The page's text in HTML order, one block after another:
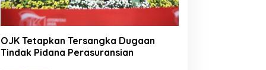
OJK Tetapkan Tersangka Dugaan
Tindak Pidana Perasuransian